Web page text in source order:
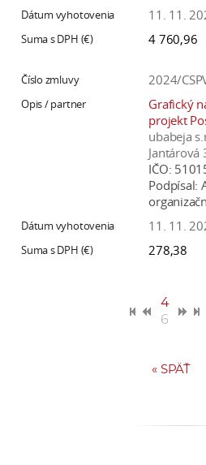
11. 11.
4 760,96
2024/
Grafický
projekt
ubabeja
Jantárová
IČO:
Podpísal:
11. 11.
278,38
4
6
«SPÄŤ